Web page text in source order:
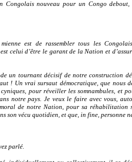
Congolais nouveau pour un Congo debout,
est de rassembler tous les
celui d’être le garant de la Nation et
un tournant décisif de notre construction
! Un vrai sursaut démocratique, que nous
pour réveiller les somnambules, et
notre pays. Je veux le faire avec vous,
de notre Nation, pour sa réhabilitation
son vécu quotidien, et que, in fine, personne
parlé.